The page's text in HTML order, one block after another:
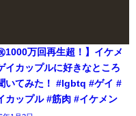
️1000万回再生超！】イケメ
イカップルに好きなところ
いてみた！ #lgbtq #ゲイ #
カップル #筋肉 #イケメン